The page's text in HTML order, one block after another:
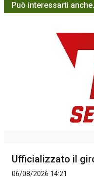
Può interessarti
Ufficializzato il
06/08/2026 14:21